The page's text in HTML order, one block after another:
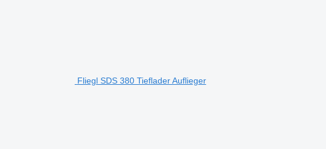
Fliegl SDS 380 Tieflader Auflieger